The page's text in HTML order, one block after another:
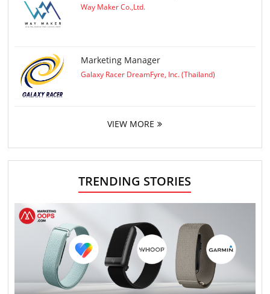
Way Maker Co.,Ltd.
Marketing Manager
Galaxy Racer DreamFyre, Inc. (Thailand)
VIEW MORE
TRENDING STORIES